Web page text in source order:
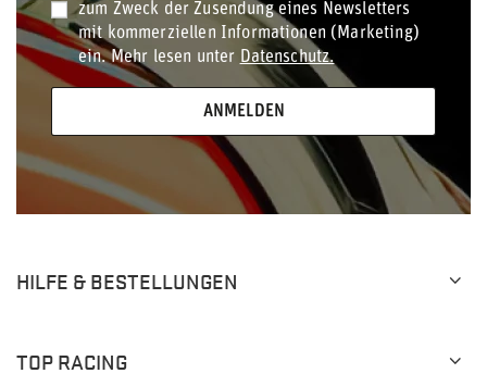
zum Zweck der Zusendung eines Newsletters
mit kommerziellen Informationen (Marketing)
ein. Mehr lesen unter Datenschutz.
ANMELDEN
HILFE & BESTELLUNGEN
TOP RACING